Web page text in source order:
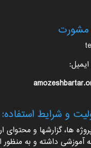
مشورت
و شرایط استفاده:
ها، گزارشها و محتوای
آموزشی داشته و به منظور